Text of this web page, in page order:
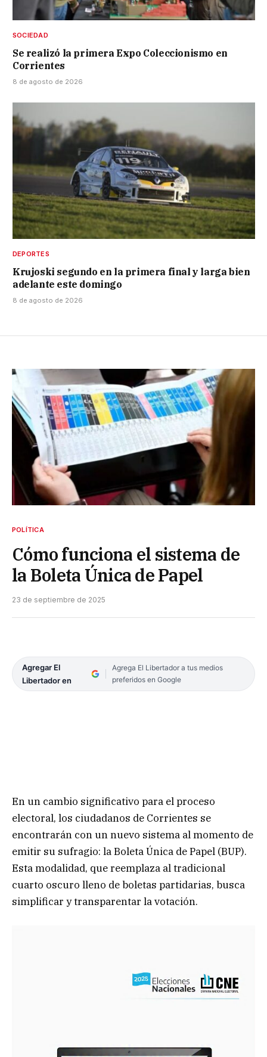
SOCIEDAD
Se realizó la primera Expo Coleccionismo en
Corrientes
8 de agosto de 2026
DEPORTES
Krujoski segundo en la primera final y larga bien
adelante este domingo
8 de agosto de 2026
POLÍTICA
Cómo funciona el sistema de
la Boleta Única de Papel
23 de septiembre de 2025
Agregar El
Libertador en
Agrega El Libertador a tus medios
preferidos en Google
En un cambio significativo para el proceso
electoral, los ciudadanos de Corrientes se
encontrarán con un nuevo sistema al momento de
emitir su sufragio: la Boleta Única de Papel (BUP).
Esta modalidad, que reemplaza al tradicional
cuarto oscuro lleno de boletas partidarias, busca
simplificar y transparentar la votación.